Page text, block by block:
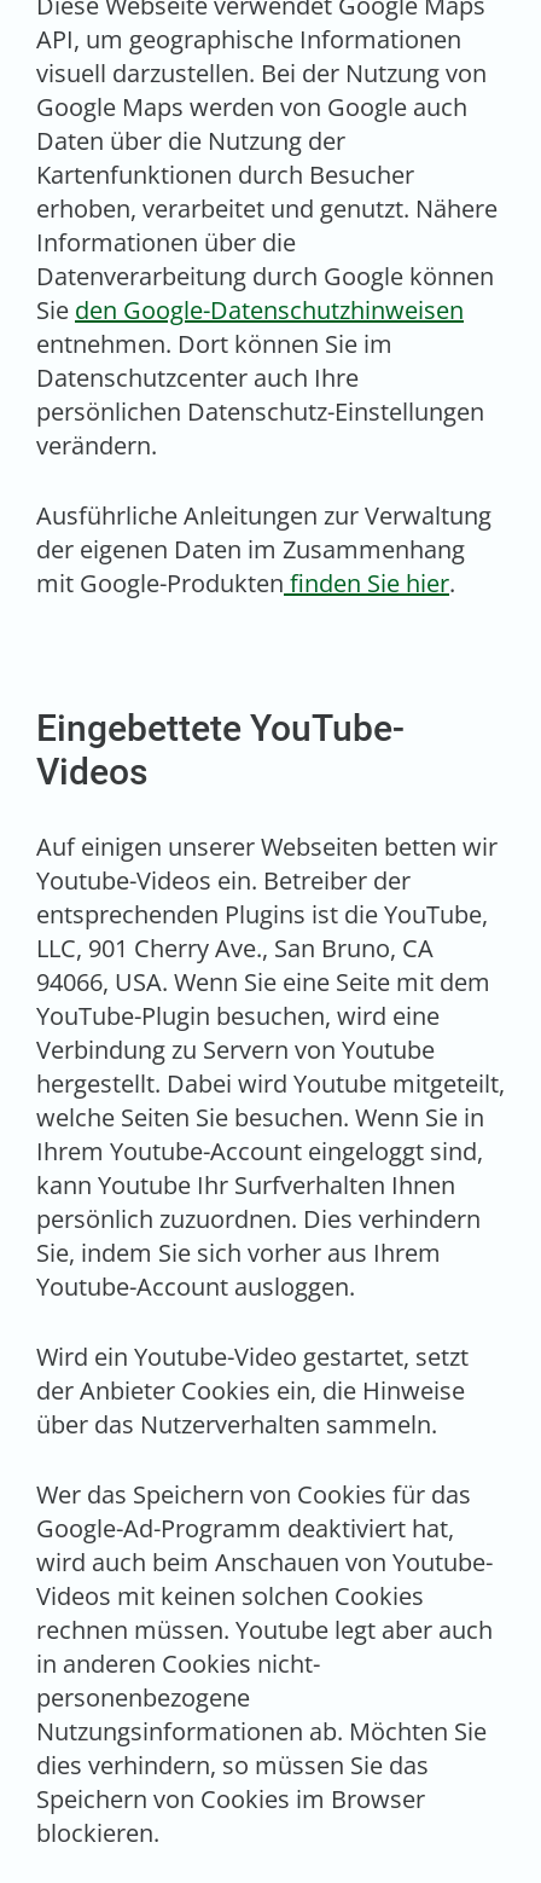
API, um geographische Informationen
visuell darzustellen. Bei der Nutzung von
Google Maps werden von Google auch
Daten über die Nutzung der
Kartenfunktionen durch Besucher
erhoben, verarbeitet und genutzt. Nähere
Informationen über die
Datenverarbeitung durch Google können
Sie den Google-Datenschutzhinweisen
entnehmen. Dort können Sie im
Datenschutzcenter auch Ihre
persönlichen Datenschutz-Einstellungen
verändern.
Ausführliche Anleitungen zur Verwaltung
der eigenen Daten im Zusammenhang
mit Google-Produkten finden Sie hier.
Eingebettete YouTube-
Videos
Auf einigen unserer Webseiten betten wir
Youtube-Videos ein. Betreiber der
entsprechenden Plugins ist die YouTube,
LLC, 901 Cherry Ave., San Bruno, CA
94066, USA. Wenn Sie eine Seite mit dem
YouTube-Plugin besuchen, wird eine
Verbindung zu Servern von Youtube
hergestellt. Dabei wird Youtube mitgeteilt,
welche Seiten Sie besuchen. Wenn Sie in
Ihrem Youtube-Account eingeloggt sind,
kann Youtube Ihr Surfverhalten Ihnen
persönlich zuzuordnen. Dies verhindern
Sie, indem Sie sich vorher aus Ihrem
Youtube-Account ausloggen.
Wird ein Youtube-Video gestartet, setzt
der Anbieter Cookies ein, die Hinweise
über das Nutzerverhalten sammeln.
Wer das Speichern von Cookies für das
Google-Ad-Programm deaktiviert hat,
wird auch beim Anschauen von Youtube-
Videos mit keinen solchen Cookies
rechnen müssen. Youtube legt aber auch
in anderen Cookies nicht-
personenbezogene
Nutzungsinformationen ab. Möchten Sie
dies verhindern, so müssen Sie das
Speichern von Cookies im Browser
blockieren.